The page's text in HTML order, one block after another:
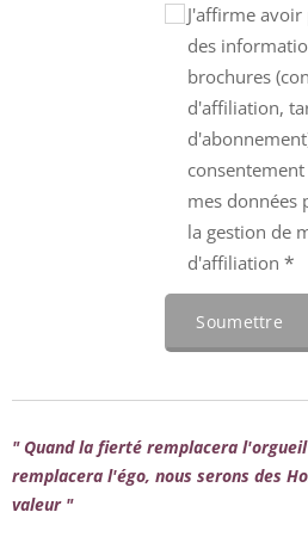
J'affirme avoir
des
brochures
d'affiliation,
mes données
la gestion de
d'affiliation
Soumettre
" Quand la fierté remplacera
remplacera l'égo, nous serons des
valeur "